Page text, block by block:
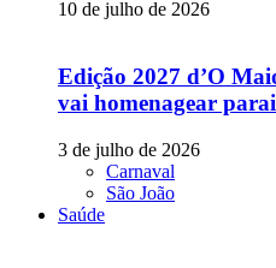
10 de julho de 2026
Edição 2027 d’O
vai homenagear
3 de julho de 2026
Carnaval
São João
Saúde